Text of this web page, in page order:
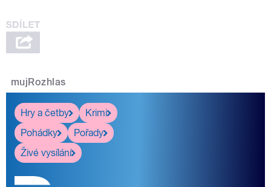
mujRozhlas
Hry a četby
Krimi
Pohádky
Pořady
Živé vysílání